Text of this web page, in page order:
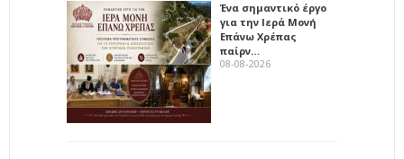
Ένα σημαντικό έργο
για την Ιερά Μονή
Επάνω Χρέπας
παίρν…
08-08-2026